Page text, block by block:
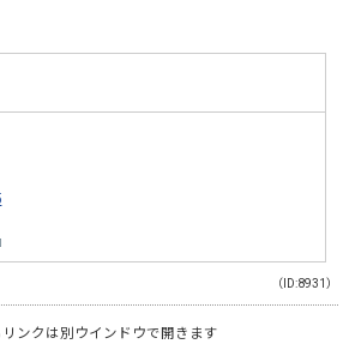
（ID:8931）
ンクは別ウインドウで開きます